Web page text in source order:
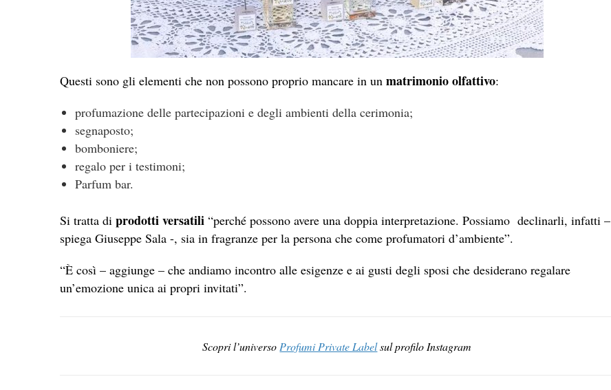
Questi sono gli elementi che non possono proprio mancare in un matrimonio olfattivo:
profumazione delle partecipazioni e degli ambienti della cerimonia;
segnaposto;
bomboniere;
regalo per i testimoni;
Parfum bar.
Si tratta di prodotti versatili “perché possono avere una doppia interpretazione. Possiamo declinarli, infatti –
spiega Giuseppe Sala -, sia in fragranze per la persona che come profumatori d’ambiente”.
“È così – aggiunge – che andiamo incontro alle esigenze e ai gusti degli sposi che desiderano regalare
un’emozione unica ai propri invitati”.
Scopri l’universo Profumi Private Labelsul profilo Instagram